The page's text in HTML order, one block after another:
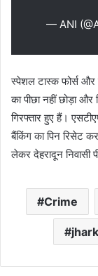
— ANI
स्पेशल टास्क फोर्स और
का पीछा नहीं छोड़ा
गिरफ्तार हुए हैं।
बैंकिंग का पिन रिसेट
लेकर देहरादून निवासी
Crime